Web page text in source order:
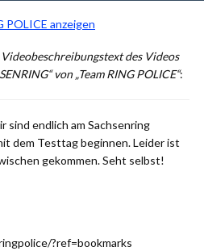
POLICE anzeigen
des Videos
von „Team RING POLICE“:
endlich am Sachsenring
dem Testtag beginnen. Leider ist
gekommen. Seht selbst!
?ref=bookmarks